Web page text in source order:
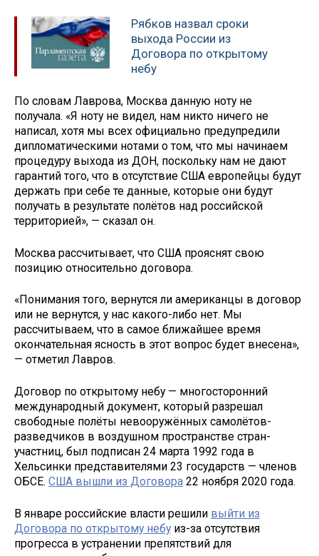
Рябков назвал сроки
выхода России из
Договора по открытому
небу
По словам Лаврова, Москва данную ноту не
получала. «Я ноту не видел, нам никто ничего не
написал, хотя мы всех официально предупредили
дипломатическими нотами о том, что мы начинаем
процедуру выхода из ДОН, поскольку нам не дают
гарантий того, что в отсутствие США европейцы будут
держать при себе те данные, которые они будут
получать в результате полётов над российской
территорией», — сказал он.
Москва рассчитывает, что США прояснят свою
позицию относительно договора.
«Понимания того, вернутся ли американцы в договор
или не вернутся, у нас какого-либо нет. Мы
рассчитываем, что в самое ближайшее время
окончательная ясность в этот вопрос будет внесена»,
— отметил Лавров.
Договор по открытому небу — многосторонний
международный документ, который разрешал
свободные полёты невооружённых самолётов-
разведчиков в воздушном пространстве стран-
участниц, был подписан 24 марта 1992 года в
Хельсинки представителями 23 государств — членов
ОБСЕ. США вышли из Договора 22 ноября 2020 года.
В январе российские власти решили выйти из
Договора по открытому небу из-за отсутствия
прогресса в устранении препятствий для